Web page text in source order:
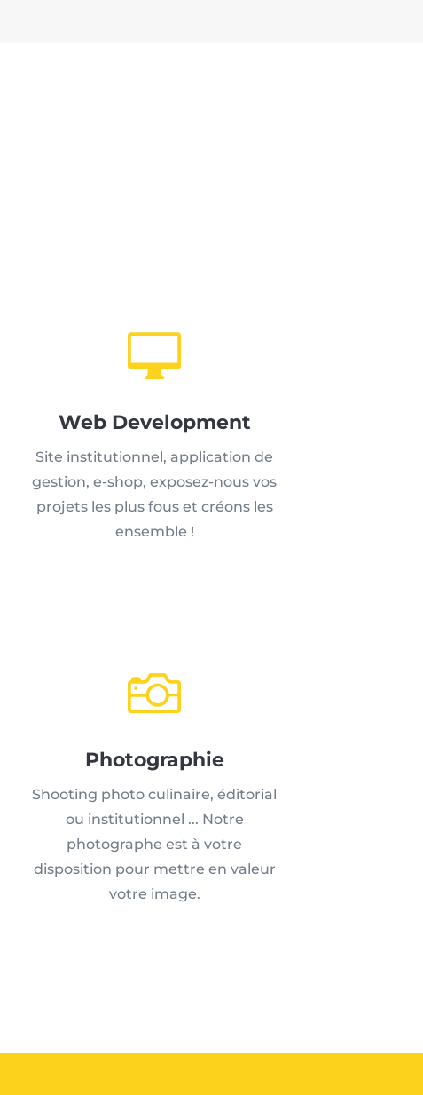

Web Development
Site institutionnel, application de
gestion, e-shop, exposez-nous vos
projets les plus fous et créons les
ensemble !

Photographie
Shooting photo culinaire, éditorial
ou institutionnel ... Notre
photographe est à votre
disposition pour mettre en valeur
votre image.